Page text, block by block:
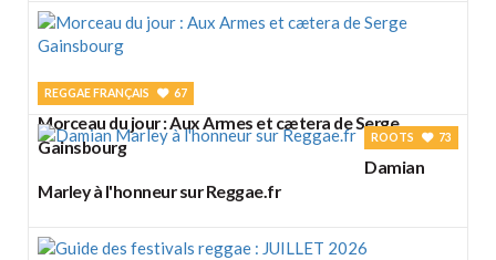
REGGAE FRANÇAIS 67
Morceau du jour : Aux Armes et cætera de Serge
Gainsbourg
ROOTS 73
Damian
Marley à l'honneur sur Reggae.fr